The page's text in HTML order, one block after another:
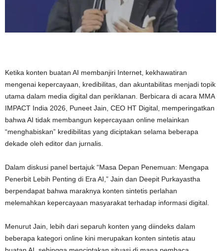
Ketika konten buatan AI membanjiri Internet, kekhawatiran
mengenai kepercayaan, kredibilitas, dan akuntabilitas menjadi topik
utama dalam media digital dan periklanan. Berbicara di acara MMA
IMPACT India 2026, Puneet Jain, CEO HT Digital, memperingatkan
bahwa AI tidak membangun kepercayaan online melainkan
“menghabiskan” kredibilitas yang diciptakan selama beberapa
dekade oleh editor dan jurnalis.
Dalam diskusi panel bertajuk “Masa Depan Penemuan: Mengapa
Penerbit Lebih Penting di Era AI,” Jain dan Deepit Purkayastha
berpendapat bahwa maraknya konten sintetis perlahan
melemahkan kepercayaan masyarakat terhadap informasi digital.
Menurut Jain, lebih dari separuh konten yang diindeks dalam
beberapa kategori online kini merupakan konten sintetis atau